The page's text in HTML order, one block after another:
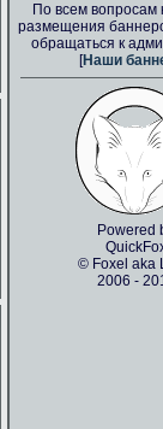
По всем вопросам
размещения
обращаться к
[Наши
Powered
© Foxel aka
2006 -